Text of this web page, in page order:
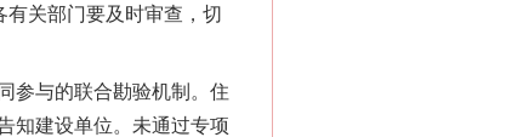
有关部门要及时审查，切
参与的联合勘验机制。住
知建设单位。未通过专项